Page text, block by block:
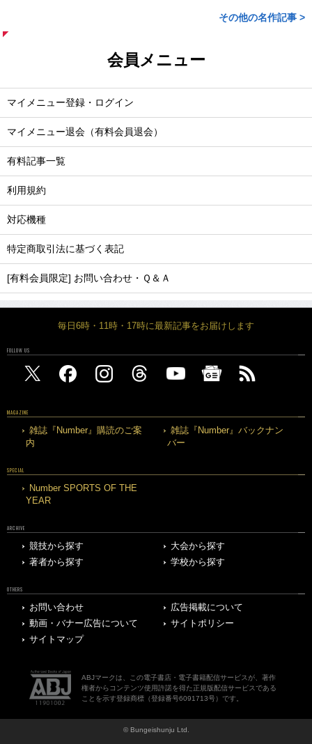
その他の名作記事 >
会員メニュー
マイメニュー登録・ログイン
マイメニュー退会（有料会員退会）
有料記事一覧
利用規約
対応機種
特定商取引法に基づく表記
[有料会員限定] お問い合わせ・Ｑ＆Ａ
毎日6時・11時・17時に最新記事をお届けします
FOLLOW US
MAGAZINE
雑誌『Number』購読のご案
内
雑誌『Number』バックナン
バー
SPECIAL
Number SPORTS OF THE
YEAR
ARCHIVE
競技から探す
大会から探す
著者から探す
学校から探す
OTHERS
お問い合わせ
広告掲載について
動画・バナー広告について
サイトポリシー
サイトマップ
ABJマークは、この電子書店・電子書籍配信サービスが、著作
権者からコンテンツ使用許諾を得た正規版配信サービスである
ことを示す登録商標（登録番号6091713号）です。
© Bungeishunju Ltd.